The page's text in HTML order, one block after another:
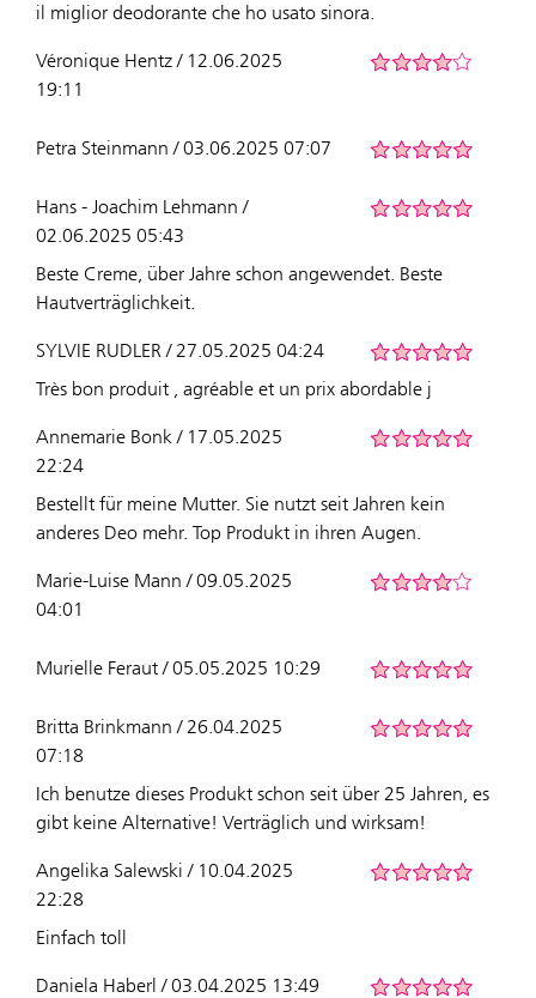
il miglior deodorante che ho usato sinora.
Véronique Hentz / 12.06.2025
19:11
Petra Steinmann / 03.06.2025 07:07
Hans - Joachim Lehmann /
02.06.2025 05:43
Beste Creme, über Jahre schon angewendet. Beste
Hautverträglichkeit.
SYLVIE RUDLER / 27.05.2025 04:24
Très bon produit , agréable et un prix abordable j
Annemarie Bonk / 17.05.2025
22:24
Bestellt für meine Mutter. Sie nutzt seit Jahren kein
anderes Deo mehr. Top Produkt in ihren Augen.
Marie-Luise Mann / 09.05.2025
04:01
Murielle Feraut / 05.05.2025 10:29
Britta Brinkmann / 26.04.2025
07:18
Ich benutze dieses Produkt schon seit über 25 Jahren, es
gibt keine Alternative! Verträglich und wirksam!
Angelika Salewski / 10.04.2025
22:28
Einfach toll
Daniela Haberl / 03.04.2025 13:49